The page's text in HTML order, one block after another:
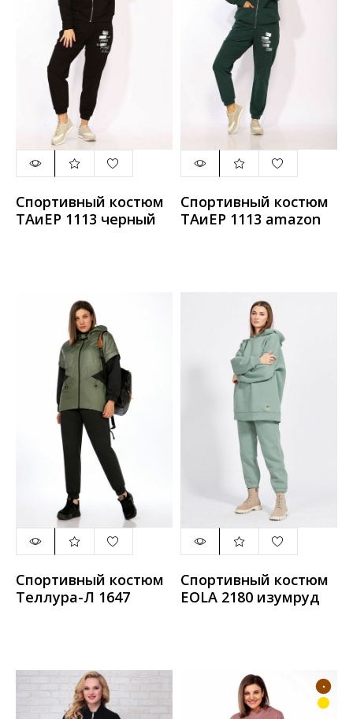
Спортивный костюм
ТАиЕР 1113 черный
Спортивный костюм
ТАиЕР 1113 amazon
Спортивный костюм
Теллура-Л 1647
Спортивный костюм
EOLA 2180 изумруд